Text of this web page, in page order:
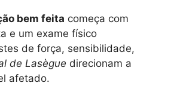
bem feita começa com
e um exame físico
de força, sensibilidade,
de Lasègue direcionam a
afetado.